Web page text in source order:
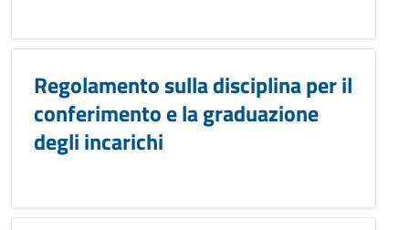
Regolamento sulla disciplina per il
conferimento e la graduazione
degli incarichi